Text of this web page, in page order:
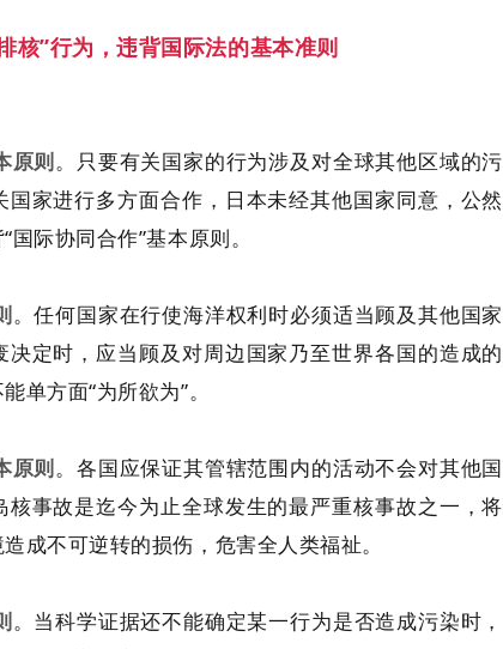
核”行为，违背国际法的基本准则
原则。只要有关国家的行为涉及对全球其他区域的污
家进行多方面合作，日本未经其他国家同意，公然
际协同合作”基本原则。
。任何国家在行使海洋权利时必须适当顾及其他国家
定时，应当顾及对周边国家乃至世界各国的造成的
单方面“为所欲为”。
原则。各国应保证其管辖范围内的活动不会对其他国
事故是迄今为止全球发生的最严重核事故之一，将
成不可逆转的损伤，危害全人类福祉。
。当科学证据还不能确定某一行为是否造成污染时，